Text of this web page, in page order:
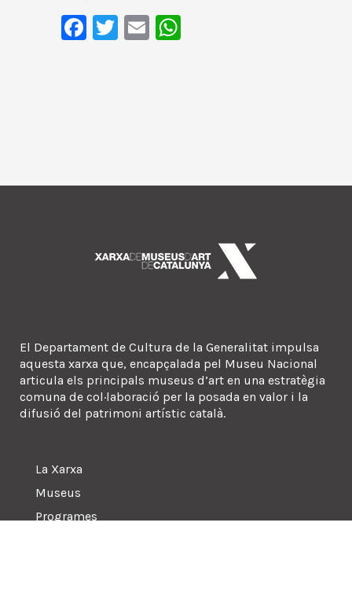
Facebook
Twitter
Email
El Departament de Cultura de la Generalitat impulsa
aquesta xarxa que, encapçalada pel Museu Nacional
articula els principals museus d’art en una estratègia
comuna de col·laboració per la posada en valor i la
difusió del patrimoni artístic català.
La Xarxa
Museus
Programes